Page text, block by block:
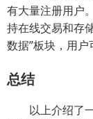
有大量注册用户
持在线交易和存
数据”板块，用户
总结
以上介绍了